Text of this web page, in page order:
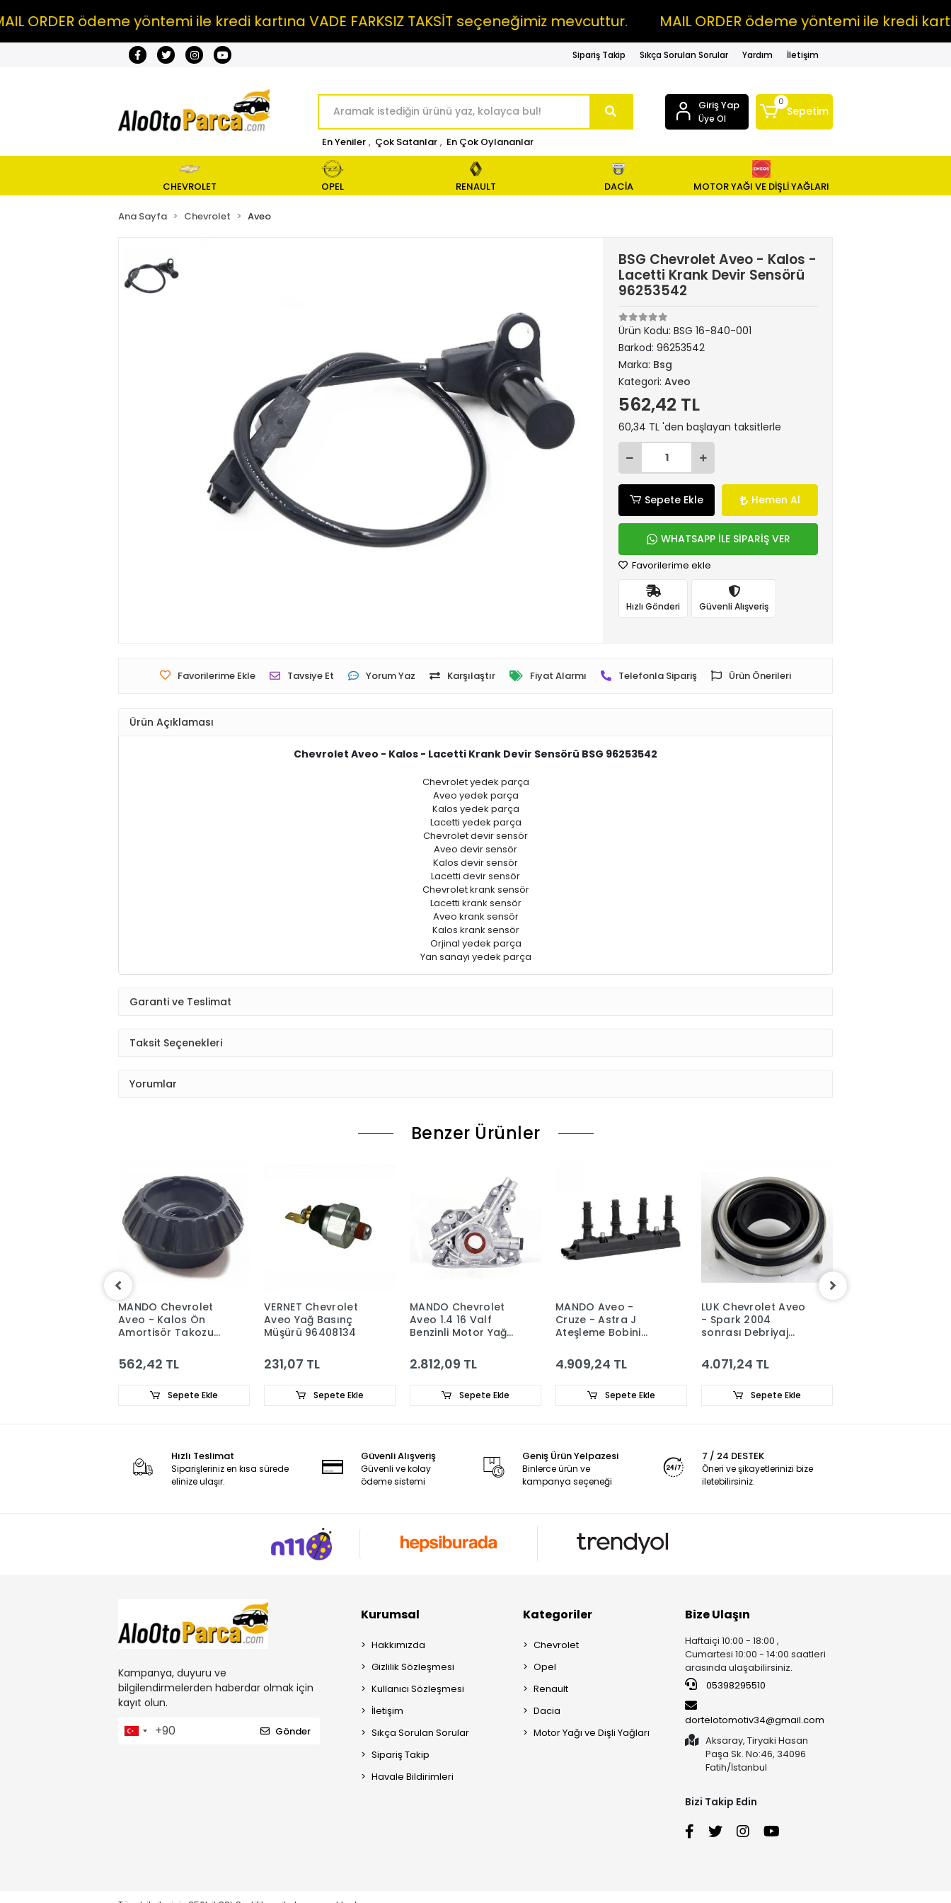
ödeme yöntemi ile kredi kartına VADE FARKSIZ TAKSİT seçeneğimiz mevcuttur. MAIL ORDER ödeme yöntemi ile kredi kartına
Sipariş Takip Sıkça Sorulan Sorular Yardım İletişim
En Yeniler , Çok Satanlar , En Çok Oylananlar
Giriş Yap
Üye Ol
0
Sepetim
CHEVROLET OPEL RENAULT DACİA MOTOR YAĞI VE DİŞLİ YAĞLARI
Ana Sayfa Chevrolet Aveo
BSG Chevrolet Aveo - Kalos -
Lacetti Krank Devir Sensörü
96253542
Ürün Kodu:BSG 16-840-001
Barkod:96253542
Marka: Bsg
Kategori:Aveo
562,42 TL
60,34 TL 'den başlayan taksitlerle
Sepete Ekle Hemen Al
WHATSAPP İLE SİPARİŞ VER
Favorilerime ekle
Hızlı Gönderi Güvenli Alışveriş
Favorilerime Ekle Tavsiye Et Yorum Yaz Karşılaştır Fiyat Alarmı Telefonla Sipariş Ürün Önerileri
Ürün Açıklaması
Chevrolet Aveo - Kalos - Lacetti Krank Devir Sensörü BSG 96253542
Chevrolet yedek parça
Aveo yedek parça
Kalos yedek parça
Lacetti yedek parça
Chevrolet devir sensör
Aveo devir sensör
Kalos devir sensör
Lacetti devir sensör
Chevrolet krank sensör
Lacetti krank sensör
Aveo krank sensör
Kalos krank sensör
Orjinal yedek parça
Yan sanayi yedek parça
Garanti ve Teslimat
Taksit Seçenekleri
Yorumlar
Benzer Ürünler
MANDO Chevrolet
Aveo - Kalos Ön
Amortisör Takozu
562,42 TL
Sepete Ekle
VERNET Chevrolet
Aveo Yağ Basınç
Müşürü 96408134
231,07 TL
Sepete Ekle
MANDO Chevrolet
Aveo 1.4 16 Valf
Benzinli Motor Yağ
2.812,09 TL
Sepete Ekle
MANDO Aveo -
Cruze - Astra J
Ateşleme Bobini
4.909,24 TL
Sepete Ekle
LUK Chevrolet Aveo
- Spark 2004
sonrası Debriyaj
25186768
4.071,24 TL
Sepete Ekle
Hızlı Teslimat
Siparişleriniz en kısa sürede
elinize ulaşır.
Güvenli Alışveriş
Güvenli ve kolay
ödeme sistemi
Geniş Ürün Yelpazesi
Binlerce ürün ve
kampanya seçeneği
7 / 24 DESTEK
Öneri ve şikayetlerinizi bize
iletebilirsiniz.
Kampanya, duyuru ve
bilgilendirmelerden haberdar olmak için
kayıt olun.
Gönder
Kurumsal
Hakkımızda
Gizlilik Sözleşmesi
Kullanıcı Sözleşmesi
İletişim
Sıkça Sorulan Sorular
Sipariş Takip
Havale Bildirimleri
Kategoriler
Chevrolet
Opel
Renault
Dacia
Motor Yağı ve Dişli Yağları
Bize Ulaşın
Haftaiçi 10:00 - 18:00 ,
Cumartesi 10:00 - 14:00 saatleri
arasında ulaşabilirsiniz.
05398295510
dortelotomotiv34@gmail.com
Aksaray, Tiryaki Hasan
Paşa Sk. No:46, 34096
Fatih/İstanbul
Bizi Takip Edin